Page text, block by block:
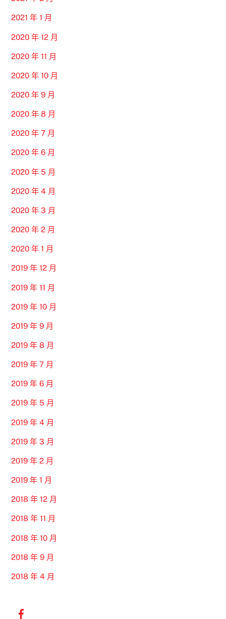
2021 年 1 月
2020 年 12 月
2020 年 11 月
2020 年 10 月
2020 年 9 月
2020 年 8 月
2020 年 7 月
2020 年 6 月
2020 年 5 月
2020 年 4 月
2020 年 3 月
2020 年 2 月
2020 年 1 月
2019 年 12 月
2019 年 11 月
2019 年 10 月
2019 年 9 月
2019 年 8 月
2019 年 7 月
2019 年 6 月
2019 年 5 月
2019 年 4 月
2019 年 3 月
2019 年 2 月
2019 年 1 月
2018 年 12 月
2018 年 11 月
2018 年 10 月
2018 年 9 月
2018 年 4 月